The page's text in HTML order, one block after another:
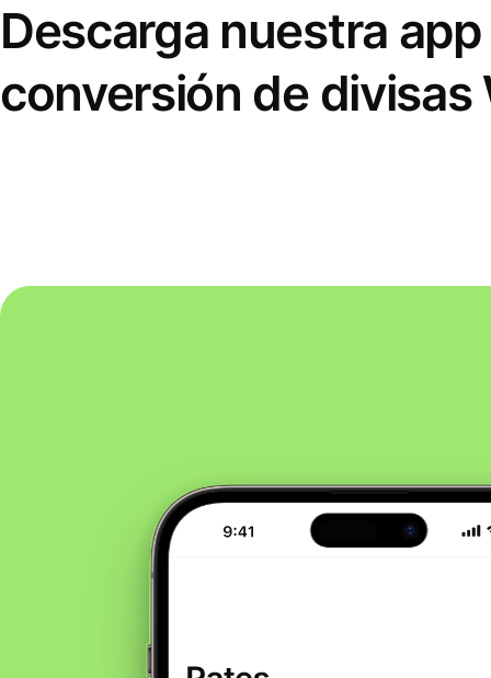
Descarga nuestra
conversión de divisas